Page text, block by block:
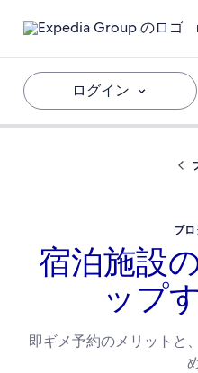
ログイン
ブ
宿泊施設
ップ
即ギメ予約のメリットと